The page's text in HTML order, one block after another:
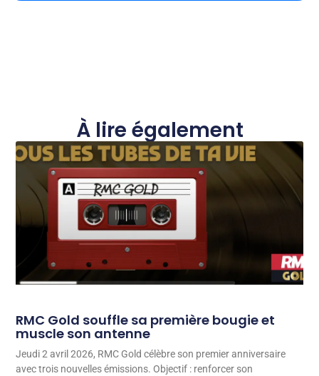
À lire également
RMC Gold souffle sa première bougie et
muscle son antenne
Jeudi 2 avril 2026, RMC Gold célèbre son premier anniversaire
avec trois nouvelles émissions. Objectif : renforcer son